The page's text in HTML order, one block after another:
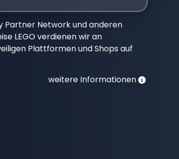
Partner Network und anderen
LEGO verdienen wir an
Plattformen und Shops auf
weitere Informationen